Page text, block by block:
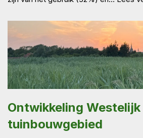
Ontwikkeling Westelijk
tuinbouwgebied